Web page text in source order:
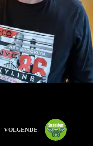
VOLGENDE